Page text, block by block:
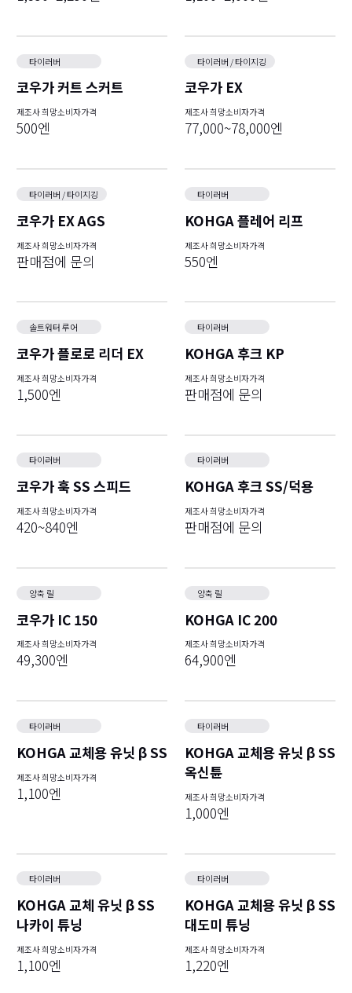
타이러버
코우가 커트 스커트
제조사 희망소비자가격
500엔
타이러버 / 타이지깅
코우가 EX
제조사 희망소비자가격
77,000~78,000엔
타이러버 / 타이지깅
코우가 EX AGS
제조사 희망소비자가격
판매점에 문의
타이러버
KOHGA 플레어 리프
제조사 희망소비자가격
550엔
솔트워터 루어
코우가 플로로 리더 EX
제조사 희망소비자가격
1,500엔
타이러버
KOHGA 후크 KP
제조사 희망소비자가격
판매점에 문의
타이러버
코우가 훅 SS 스피드
제조사 희망소비자가격
420~840엔
타이러버
KOHGA 후크 SS/덕용
제조사 희망소비자가격
판매점에 문의
양축 릴
코우가 IC 150
제조사 희망소비자가격
49,300엔
양축 릴
KOHGA IC 200
제조사 희망소비자가격
64,900엔
타이러버
KOHGA 교체용 유닛 β SS
제조사 희망소비자가격
1,100엔
타이러버
KOHGA 교체용 유닛 β SS
옥신튠
제조사 희망소비자가격
1,000엔
타이러버
KOHGA 교체 유닛 β SS
나카이 튜닝
제조사 희망소비자가격
1,100엔
타이러버
KOHGA 교체용 유닛 β SS
대도미 튜닝
제조사 희망소비자가격
1,220엔